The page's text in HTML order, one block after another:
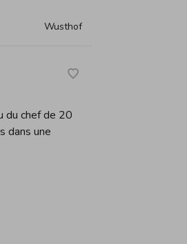
Wusthof
du chef de 20
dans une